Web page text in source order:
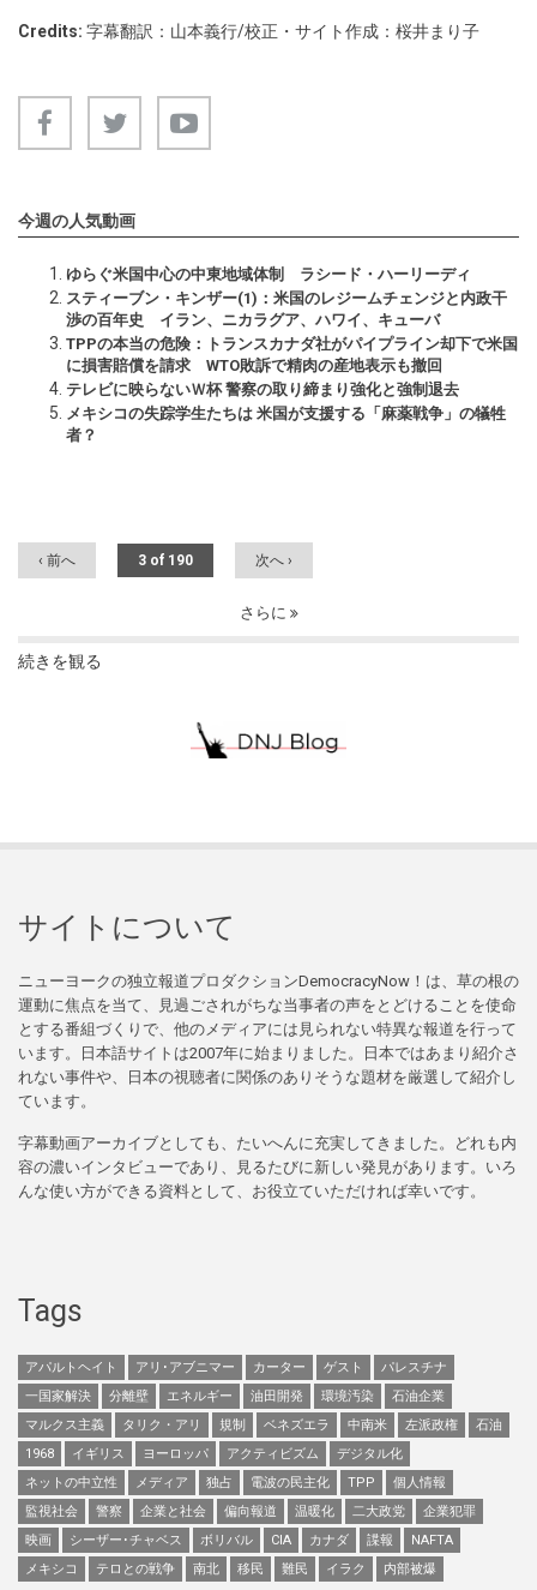
Credits: 字幕翻訳：山本義行/校正・サイト作成：桜井まり子
今週の人気動画
ゆらぐ米国中心の中東地域体制 ラシード・ハーリーディ
スティーブン・キンザー(1)：米国のレジームチェンジと内政干
渉の百年史 イラン、ニカラグア、ハワイ、キューバ
TPPの本当の危険：トランスカナダ社がパイプライン却下で米国
に損害賠償を請求 WTO敗訴で精肉の産地表示も撤回
テレビに映らないＷ杯 警察の取り締まり強化と強制退去
メキシコの失踪学生たちは 米国が支援する「麻薬戦争」の犠牲
者？
‹ 前へ 3 of 190 次へ ›
さらに
続きを観る
サイトについて
ニューヨークの独立報道プロダクションDemocracyNow！は、草の根の
運動に焦点を当て、見過ごされがちな当事者の声をとどけることを使命
とする番組づくりで、他のメディアには見られない特異な報道を行って
います。日本語サイトは2007年に始まりました。日本ではあまり紹介さ
れない事件や、日本の視聴者に関係のありそうな題材を厳選して紹介し
ています。
字幕動画アーカイブとしても、たいへんに充実してきました。どれも内
容の濃いインタビューであり、見るたびに新しい発見があります。いろ
んな使い方ができる資料として、お役立ていただければ幸いです。
Tags
アパルトヘイト アリ･アブニマー カーター ゲスト
パレスチナ
一国家解決
分離壁 エネルギー 油田開発 環境汚染
石油企業
マルクス主義
タリク・アリ 規制 ベネズエラ 中南米 左派政権
石油
1968
イギリス ヨーロッパ アクティビズム
デジタル化
ネットの中立性
メディア 独占 電波の民主化 TPP
個人情報
監視社会
警察 企業と社会 偏向報道 温暖化 二大政党
企業犯罪
映画
シーザー･チャベス ボリバル CIA カナダ 諜報
NAFTA
メキシコ
テロとの戦争 南北 移民 難民 イラク 内部被爆